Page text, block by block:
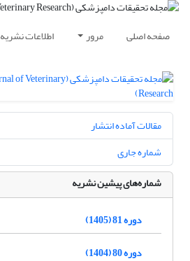
صفحه اصلی مرور اطلاعات نشریه
مقالات آماده انتشار
شماره جاری
شماره‌های پیشین نشریه
دوره 81 (1405)
دوره 80 (1404)